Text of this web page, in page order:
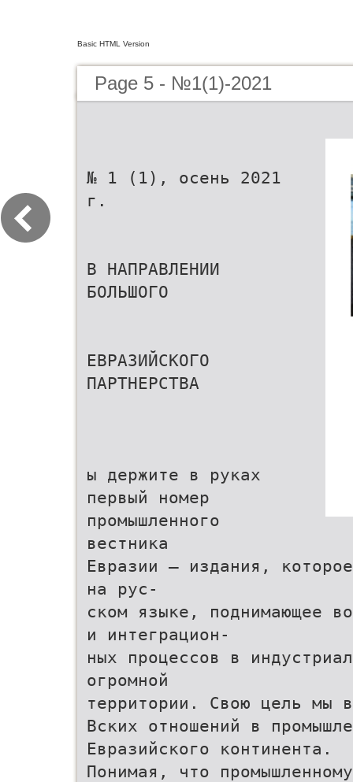
Basic HTML Version
Page 5 - №1(1)-2021
№ 1 (1), осень 2021
г.
В НАПРАВЛЕНИИ
БОЛЬШОГО
ЕВРАЗИЙСКОГО
ПАРТНЕРСТВА
ы держите в руках
первый номер
промышленного
вестника
Евразии — издания,
на рус-
ском языке, поднимающее
и интеграцион-
ных процессов в
огромной
территории. Свою цель мы
Вских отношений в
Евразийского континента.
Понимая, что